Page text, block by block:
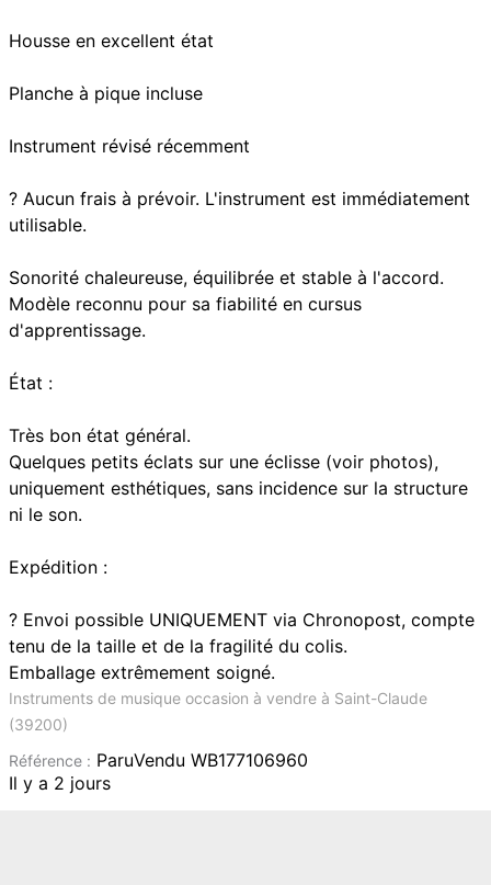
Housse en excellent état
Planche à pique incluse
Instrument révisé récemment
? Aucun frais à prévoir. L'instrument est immédiatement
utilisable.
Sonorité chaleureuse, équilibrée et stable à l'accord.
Modèle reconnu pour sa fiabilité en cursus
d'apprentissage.
État :
Très bon état général.
Quelques petits éclats sur une éclisse (voir photos),
uniquement esthétiques, sans incidence sur la structure
ni le son.
Expédition :
? Envoi possible UNIQUEMENT via Chronopost, compte
tenu de la taille et de la fragilité du colis.
Emballage extrêmement soigné.
Instruments de musique occasion à vendre à Saint-Claude
(39200)
Référence : ParuVendu WB177106960
Il y a 2 jours